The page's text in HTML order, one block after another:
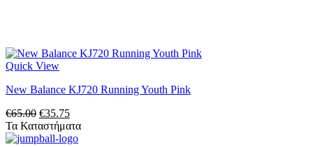
Quick View
New Balance KJ720 Running Youth Pink
€65.00 Original
price
was:
€35.75Η
τρέχουσα
τιμή
Τα Καταστήματα